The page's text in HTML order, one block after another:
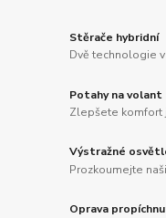
Stěrače hybridní
Dvě technologie
Potahy na volant
Zlepšete komfort
Výstražné
Prozkoumejte
Oprava